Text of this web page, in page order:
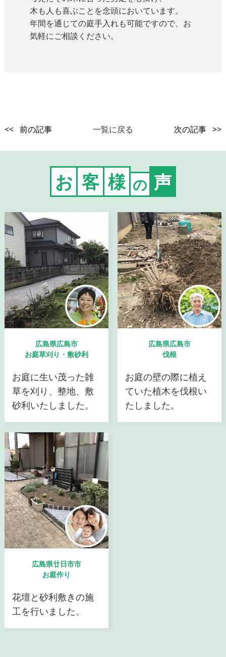
木も人も喜ぶことを念頭においています。
年間を通じての庭手入れも可能ですので、お
気軽にご相談ください。
<< 前の記事 一覧に戻る 次の記事 >>
お 客 様 の 声
広島県広島市
お庭草刈り・敷砂利
お庭に生い茂った雑
草を刈り、整地、敷
砂利いたしました。
広島県広島市
伐根
お庭の壁の際に植え
ていた植木を伐根い
たしました。
広島県廿日市市
お庭作り
花壇と砂利敷きの施
工を行いました。